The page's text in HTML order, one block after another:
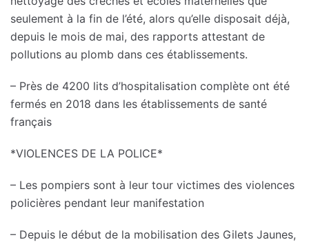
seulement à la fin de l’été, alors qu’elle disposait déjà,
depuis le mois de mai, des rapports attestant de
pollutions au plomb dans ces établissements.
– Près de 4200 lits d’hospitalisation complète ont été
fermés en 2018 dans les établissements de santé
français
*VIOLENCES DE LA POLICE*
– Les pompiers sont à leur tour victimes des violences
policières pendant leur manifestation
– Depuis le début de la mobilisation des Gilets Jaunes,